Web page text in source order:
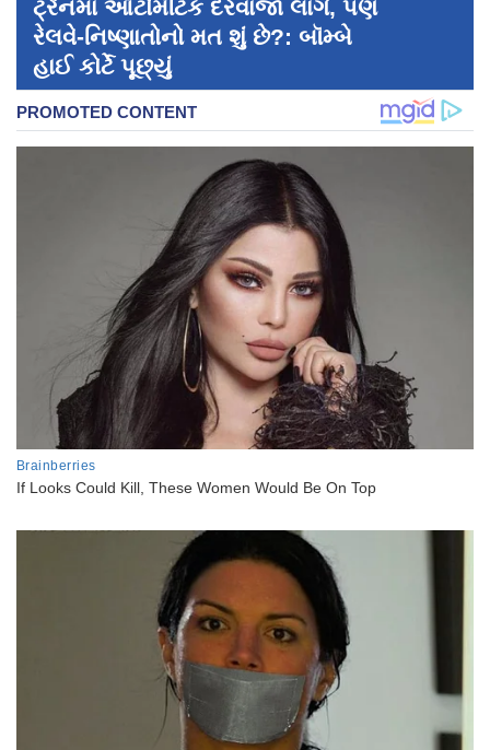
ટ્રેનમાં ઑટોમૅટિક દરવાજા લાગે, પણ
રેલવે-નિષ્ણાતોનો મત શું છે?: બૉમ્બે
હાઈ કોર્ટે પૂછ્યું